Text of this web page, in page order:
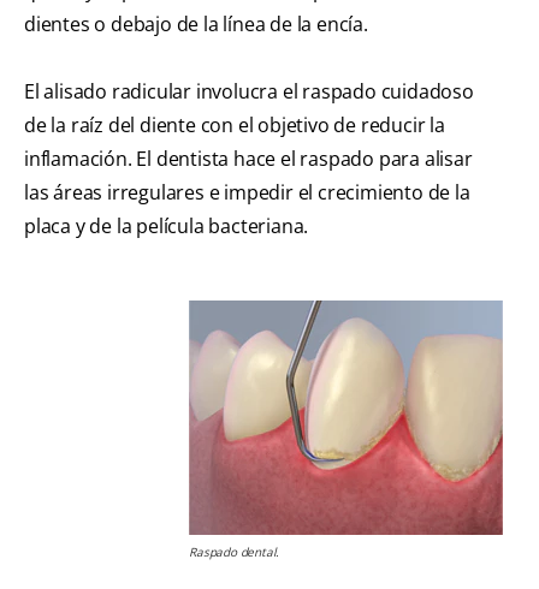
dientes o debajo de la línea de la encía.
El alisado radicular involucra el raspado cuidadoso
de la raíz del diente con el objetivo de reducir la
inflamación. El dentista hace el raspado para alisar
las áreas irregulares e impedir el crecimiento de la
placa y de la película bacteriana.
Raspado dental.